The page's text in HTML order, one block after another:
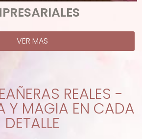
VER MAS
REALES -
Y MAGIA EN CADA
DETALLE